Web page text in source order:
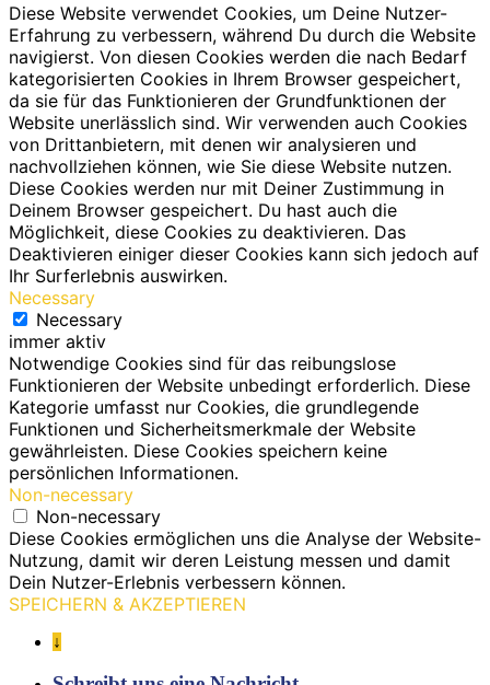
Diese Website verwendet Cookies, um Deine Nutzer-
Erfahrung zu verbessern, während Du durch die Website
navigierst. Von diesen Cookies werden die nach Bedarf
kategorisierten Cookies in Ihrem Browser gespeichert,
da sie für das Funktionieren der Grundfunktionen der
Website unerlässlich sind. Wir verwenden auch Cookies
von Drittanbietern, mit denen wir analysieren und
nachvollziehen können, wie Sie diese Website nutzen.
Diese Cookies werden nur mit Deiner Zustimmung in
Deinem Browser gespeichert. Du hast auch die
Möglichkeit, diese Cookies zu deaktivieren. Das
Deaktivieren einiger dieser Cookies kann sich jedoch auf
Ihr Surferlebnis auswirken.
Necessary
Necessary
immer aktiv
Notwendige Cookies sind für das reibungslose
Funktionieren der Website unbedingt erforderlich. Diese
Kategorie umfasst nur Cookies, die grundlegende
Funktionen und Sicherheitsmerkmale der Website
gewährleisten. Diese Cookies speichern keine
persönlichen Informationen.
Non-necessary
Non-necessary
Diese Cookies ermöglichen uns die Analyse der Website-
Nutzung, damit wir deren Leistung messen und damit
Dein Nutzer-Erlebnis verbessern können.
SPEICHERN & AKZEPTIEREN
↓